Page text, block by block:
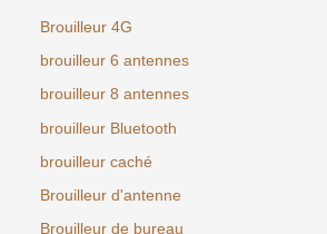
Brouilleur 4G
brouilleur 6 antennes
brouilleur 8 antennes
brouilleur Bluetooth
brouilleur caché
Brouilleur d'antenne
Brouilleur de bureau